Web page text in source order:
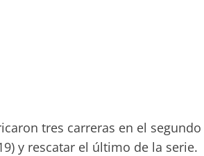
tres carreras en el segundo
y rescatar el último de la serie.